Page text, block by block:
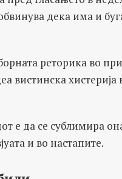
дека има и
реторика во
вистинска хистерија
е да се сублимира
и во настапите.